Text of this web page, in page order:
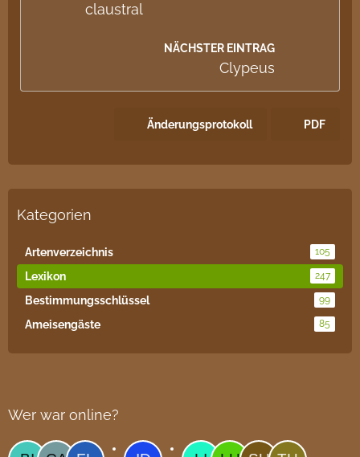
claustral
NÄCHSTER EINTRAG
Clypeus
Änderungsprotokoll PDF
Kategorien
Artenverzeichnis 105
Lexikon 247
Bestimmungsschlüssel 99
Ameisengäste 85
Wer war online?